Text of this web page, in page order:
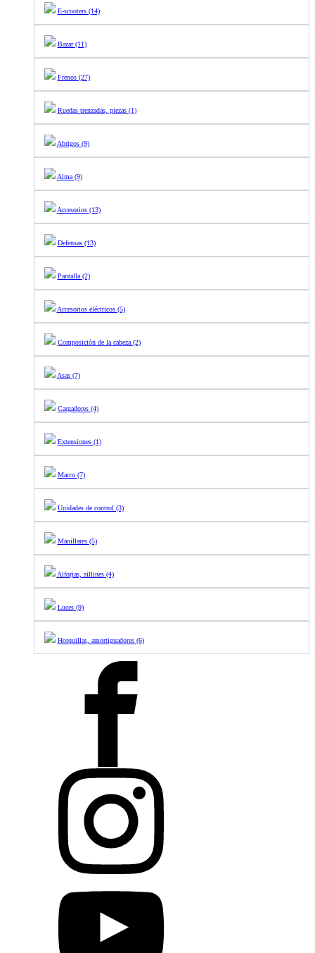
E-scooters (14)
Bazar (11)
Frenos (27)
Ruedas trenzadas, piezas (1)
Abrigos (9)
Alma (9)
Accesorios (13)
Defensas (13)
Pantalla (2)
Accesorios eléctricos (5)
Composición de la cabeza (2)
Asas (7)
Cargadores (4)
Extensiones (1)
Marco (7)
Unidades de control (3)
Manillares (5)
Alforjas, sillines (4)
Luces (9)
Horquillas, amortiguadores (6)